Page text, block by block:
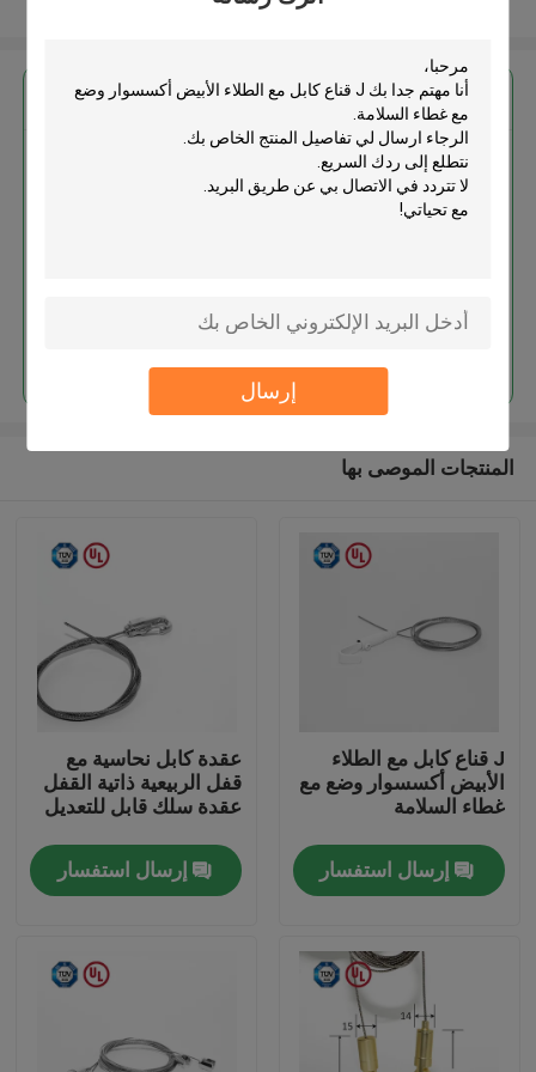
إرسال
أشرطة فيديو
احصل على افضل سعر ل
J قناع كابل مع الطلاء الأبيض
أكسسوار وضع مع غطاء السلامة
المنتجات الموصى بها
J قناع كابل مع الطلاء
الأبيض أكسسوار وضع مع
غطاء السلامة
إرسال استفسار
عقدة كابل نحاسية مع
قفل الربيعية ذاتية القفل
عقدة سلك قابل للتعديل
إرسال استفسار